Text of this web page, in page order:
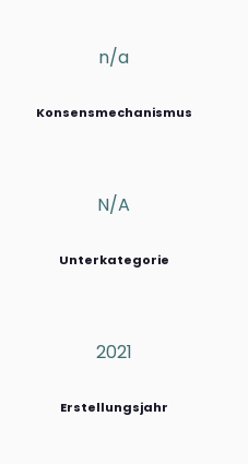
n/a
Konsensmechanismus
N/a
Unterkategorie
2021
Erstellungsjahr